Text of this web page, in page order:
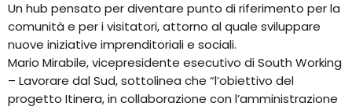
Un hub pensato per diventare punto di riferimento per la
comunità e per i visitatori, attorno al quale sviluppare
nuove iniziative imprenditoriali e sociali.
Mario Mirabile, vicepresidente esecutivo di South Working
– Lavorare dal Sud, sottolinea che “l’obiettivo del
progetto Itinera, in collaborazione con l’amministrazione